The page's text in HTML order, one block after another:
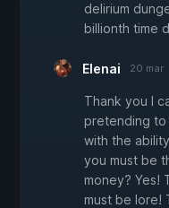
delirium
billionth time
Elenai 20 mar
Thank you I
pretending to
with the
you must be
money? Yes!
must be lore!